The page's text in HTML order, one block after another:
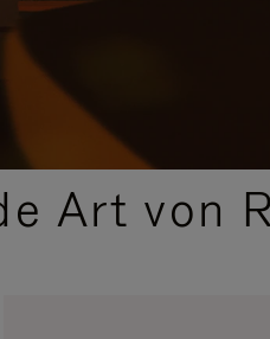
Art von